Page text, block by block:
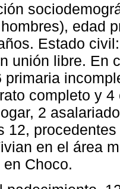
edad
Estado
unión libre. En
primaria
completo y
2
12,
en el área
Choco.